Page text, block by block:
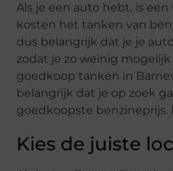
Als je een auto hebt, is een
kosten het tanken van
dus belangrijk dat je je
zodat je zo weinig
goedkoop tanken in
belangrijk dat je op zoek
goedkoopste benzineprijs.
Kies de juiste